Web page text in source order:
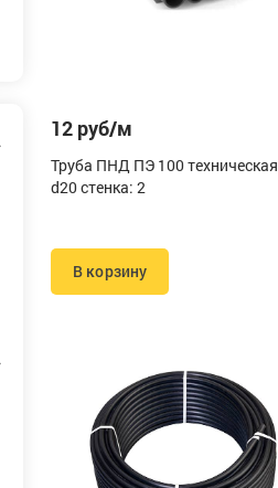
12 руб/м
Труба ПНД ПЭ 100 техническая
d20 стенка: 2
В корзину